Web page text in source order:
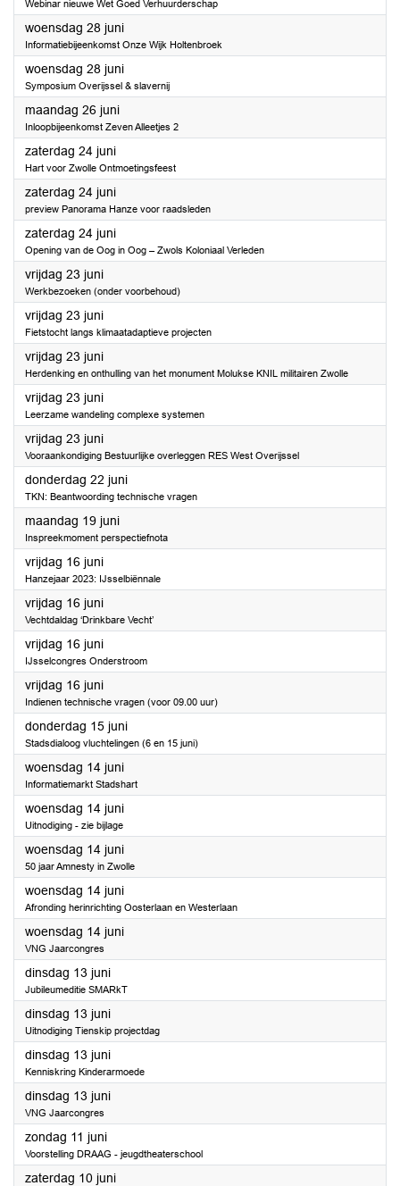
Webinar nieuwe Wet Goed Verhuurderschap
woensdag 28 juni2023
Informatiebijeenkomst Onze Wijk Holtenbroek
woensdag 28 juni2023
Symposium Overijssel & slavernij
maandag 26 juni2023
Inloopbijeenkomst Zeven Alleetjes 2
zaterdag 24 juni2023
Hart voor Zwolle Ontmoetingsfeest
zaterdag 24 juni2023
preview Panorama Hanze voor raadsleden
zaterdag 24 juni2023
Opening van de Oog in Oog – Zwols Koloniaal Verleden
vrijdag 23 juni2023
Werkbezoeken (onder voorbehoud)
vrijdag 23 juni2023
Fietstocht langs klimaatadaptieve projecten
vrijdag 23 juni2023
Herdenking en onthulling van het monument Molukse KNIL militairen Zwolle
vrijdag 23 juni2023
Leerzame wandeling complexe systemen
vrijdag 23 juni2023
Vooraankondiging Bestuurlijke overleggen RES West Overijssel
donderdag 22 juni2023
TKN: Beantwoording technische vragen
maandag 19 juni2023
Inspreekmoment perspectiefnota
vrijdag 16 juni2023
Hanzejaar 2023: IJsselbiënnale
vrijdag 16 juni2023
Vechtdaldag ‘Drinkbare Vecht’
vrijdag 16 juni2023
IJsselcongres Onderstroom
vrijdag 16 juni2023
Indienen technische vragen (voor 09.00 uur)
donderdag 15 juni2023
Stadsdialoog vluchtelingen (6 en 15 juni)
woensdag 14 juni2023
Informatiemarkt Stadshart
woensdag 14 juni2023
Uitnodiging - zie bijlage
woensdag 14 juni2023
50 jaar Amnesty in Zwolle
woensdag 14 juni2023
Afronding herinrichting Oosterlaan en Westerlaan
woensdag 14 juni2023
VNG Jaarcongres
dinsdag 13 juni2023
Jubileumeditie SMARkT
dinsdag 13 juni2023
Uitnodiging Tienskip projectdag
dinsdag 13 juni2023
Kenniskring Kinderarmoede
dinsdag 13 juni2023
VNG Jaarcongres
zondag 11 juni2023
Voorstelling DRAAG - jeugdtheaterschool
zaterdag 10 juni2023